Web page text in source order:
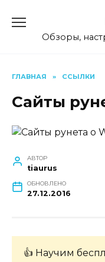
содержанию
Обзоры,
ГЛАВНАЯ » ССЫЛКИ
Сайты
АВТОР
tiaurus
ОБНОВЛЕНО
27.12.2016
👍 Научим